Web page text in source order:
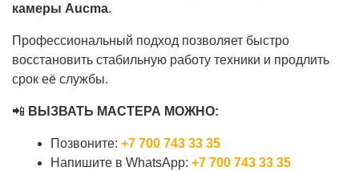
камеры Aucma.
Профессиональный подход позволяет быстро
восстановить стабильную работу техники и продлить
срок её службы.
📲 ВЫЗВАТЬ МАСТЕРА МОЖНО:
Позвоните: +7 700 743 33 35
Напишите в WhatsApp: +7 700 743 33 35